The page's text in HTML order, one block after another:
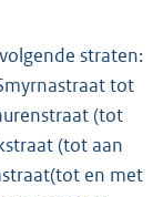
straten:
tot
(tot
(tot aan
en met